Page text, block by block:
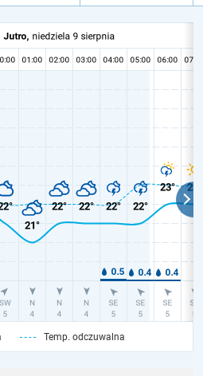
Temp. odczuwalna